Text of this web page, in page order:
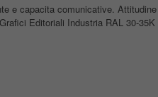
e capacita comunicative.
Editoriali Industria RAL 30-